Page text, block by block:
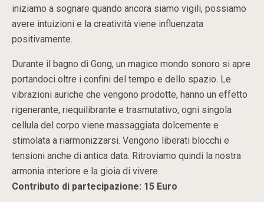
iniziamo a sognare quando ancora siamo vigili, possiamo
avere intuizioni e la creatività viene influenzata
positivamente.
Durante il bagno di Gong, un magico mondo sonoro si apre
portandoci oltre i confini del tempo e dello spazio. Le
vibrazioni auriche che vengono prodotte, hanno un effetto
rigenerante, riequilibrante e trasmutativo, ogni singola
cellula del corpo viene massaggiata dolcemente e
stimolata a riarmonizzarsi. Vengono liberati blocchi e
tensioni anche di antica data. Ritroviamo quindi la nostra
armonia interiore e la gioia di vivere.
Contributo di partecipazione: 15 Euro